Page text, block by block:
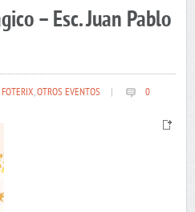
– Esc. Juan Pablo
FOTERIX,OTROS EVENTOS 0